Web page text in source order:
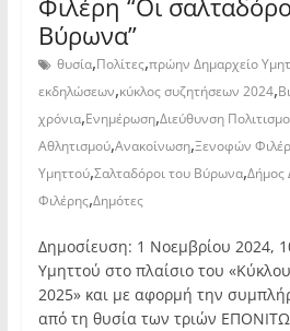
Φιλέρη “Οι
Βύρωνα”
θυσία,Πολίτες,πρώην Δημαρχείο
εκδηλώσεων,κύκλος συζητήσεων 2024,
χρόνια,Ενημέρωση,Διεύθυνση
Αθλητισμού,Ανακοίνωση,Ξενοφών
Υμηττού,Σαλταδόροι του Βύρωνα,Δήμος
Φιλέρης,Δημότες
Δημοσίευση: 1 Νοεμβρίου 2024,
Υμηττού στo πλαίσιo του
2025» και με αφορμή την
από τη θυσία των τριών